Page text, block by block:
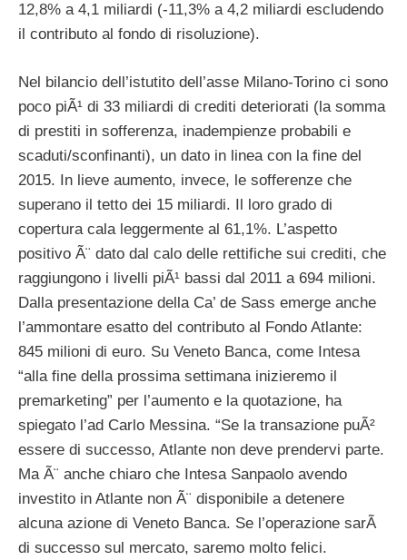
12,8% a 4,1 miliardi (-11,3% a 4,2 miliardi escludendo
il contributo al fondo di risoluzione).
Nel bilancio dell’istutito dell’asse Milano-Torino ci sono
poco piÃ¹ di 33 miliardi di crediti deteriorati (la somma
di prestiti in sofferenza, inadempienze probabili e
scaduti/sconfinanti), un dato in linea con la fine del
2015. In lieve aumento, invece, le sofferenze che
superano il tetto dei 15 miliardi. Il loro grado di
copertura cala leggermente al 61,1%. L’aspetto
positivo Ã¨ dato dal calo delle rettifiche sui crediti, che
raggiungono i livelli piÃ¹ bassi dal 2011 a 694 milioni.
Dalla presentazione della Ca’ de Sass emerge anche
l’ammontare esatto del contributo al Fondo Atlante:
845 milioni di euro. Su Veneto Banca, come Intesa
“alla fine della prossima settimana inizieremo il
premarketing” per l’aumento e la quotazione, ha
spiegato l’ad Carlo Messina. “Se la transazione puÃ²
essere di successo, Atlante non deve prendervi parte.
Ma Ã¨ anche chiaro che Intesa Sanpaolo avendo
investito in Atlante non Ã¨ disponibile a detenere
alcuna azione di Veneto Banca. Se l’operazione sarÃ
di successo sul mercato, saremo molto felici.